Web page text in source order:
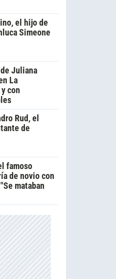
el hijo de
Simeone
Juliana
La
con
Rud, el
de
famoso
de novio con
mataban